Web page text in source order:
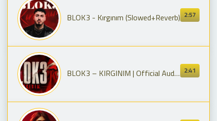
2:57
BLOK3 - Kırgınım (Slowed+Reverb)
2:41
BLOK3 – KIRGINIM | Official Audio 🔥 2026